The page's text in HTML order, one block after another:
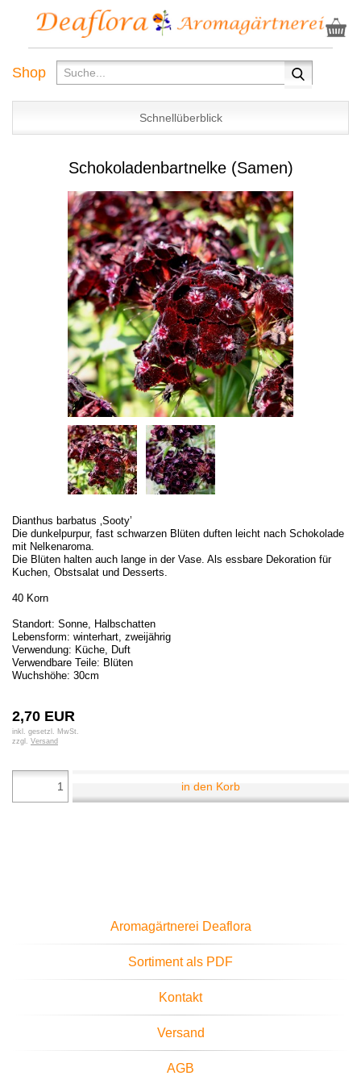
Shop
Schnellüberblick
Schokoladenbartnelke (Samen)
Dianthus barbatus ‚Sooty’
Die dunkelpurpur, fast schwarzen Blüten duften leicht nach Schokolade
mit Nelkenaroma.
Die Blüten halten auch lange in der Vase. Als essbare Dekoration für
Kuchen, Obstsalat und Desserts.
40 Korn
Standort: Sonne, Halbschatten
Lebensform: winterhart, zweijährig
Verwendung: Küche, Duft
Verwendbare Teile: Blüten
Wuchshöhe: 30cm
2,70 EUR
inkl. gesetzl. MwSt.
zzgl. Versand
in den Korb
Aromagärtnerei Deaflora
Sortiment als PDF
Kontakt
Versand
AGB